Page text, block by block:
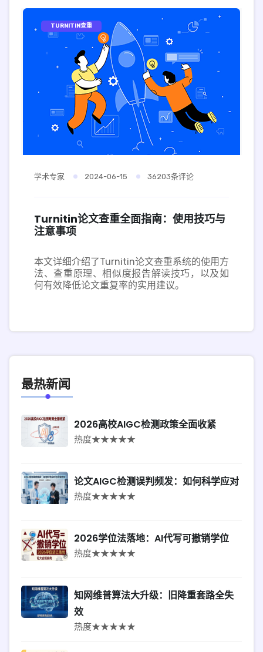
TURNITIN查重
学术专家 2024-06-15 36203条评论
Turnitin论文查重全面指南：使用技巧与
注意事项
本文详细介绍了Turnitin论文查重系统的使用方
法、查重原理、相似度报告解读技巧，以及如
何有效降低论文重复率的实用建议。
最热新闻
2026高校AIGC检测政策全面收紧
热度★★★★★
论文AIGC检测误判频发：如何科学应对
热度★★★★★
2026学位法落地：AI代写可撤销学位
热度★★★★★
知网维普算法大升级：旧降重套路全失
效
热度★★★★★